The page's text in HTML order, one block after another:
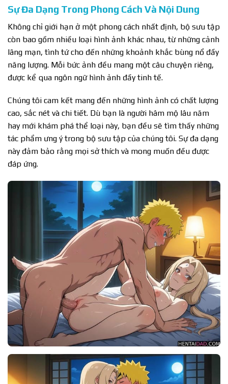
Sự Đa Dạng Trong Phong Cách Và Nội Dung
Không chỉ giới hạn ở một phong cách nhất định, bộ sưu tập
còn bao gồm nhiều loại hình ảnh khác nhau, từ những cảnh
lãng mạn, tình tứ cho đến những khoảnh khắc bùng nổ đầy
năng lượng. Mỗi bức ảnh đều mang một câu chuyện riêng,
được kể qua ngôn ngữ hình ảnh đầy tinh tế.
Chúng tôi cam kết mang đến những hình ảnh có chất lượng
cao, sắc nét và chi tiết. Dù bạn là người hâm mộ lâu năm
hay mới khám phá thể loại này, bạn đều sẽ tìm thấy những
tác phẩm ưng ý trong bộ sưu tập của chúng tôi. Sự đa dạng
này đảm bảo rằng mọi sở thích và mong muốn đều được
đáp ứng.